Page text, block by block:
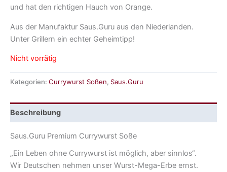
und hat den richtigen Hauch von Orange.
Aus der Manufaktur Saus.Guru aus den Niederlanden.
Unter Grillern ein echter Geheimtipp!
Nicht vorrätig
Kategorien: Currywurst Soßen, Saus.Guru
Beschreibung
Saus.Guru Premium Currywurst Soße
„Ein Leben ohne Currywurst ist möglich, aber sinnlos“.
Wir Deutschen nehmen unser Wurst-Mega-Erbe ernst.